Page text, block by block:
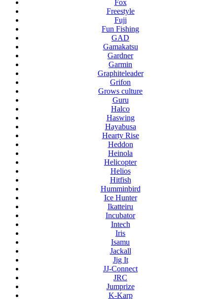
Fox
Freestyle
Fuji
Fun Fishing
GAD
Gamakatsu
Gardner
Garmin
Graphiteleader
Grifon
Grows culture
Guru
Halco
Haswing
Hayabusa
Hearty Rise
Heddon
Heinola
Helicopter
Helios
Hitfish
Humminbird
Ice Hunter
Ikatteiru
Incubator
Intech
Iris
Isamu
Jackall
Jig It
JJ-Connect
JRC
Jumprize
K-Karp